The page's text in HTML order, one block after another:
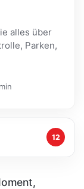
alles über
Parken,
12